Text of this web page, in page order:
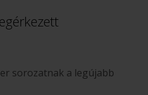
sorozatnak a legújabb